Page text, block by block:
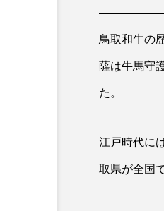
鳥取和牛の
薩は牛馬守
た。
江戸時代に
取県が全国